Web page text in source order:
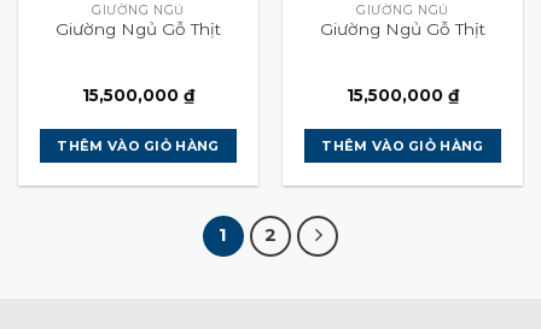
GIƯỜNG NGỦ
Giường Ngủ Gỗ Thịt
15,500,000 ₫
THÊM VÀO GIỎ HÀNG
GIƯỜNG NGỦ
Giường Ngủ Gỗ Thịt
15,500,000 ₫
THÊM VÀO GIỎ HÀNG
1 2